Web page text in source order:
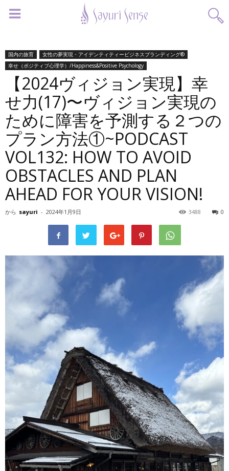
国内の旅育
女性の夢実現・アイデンティティービジネスブランディング®︎
幸せ（ポジティブ心理学）/Happiness&Positive Psychology
【2024ヴィジョン実現】幸
せ力(17)〜ヴィジョン実現の
ために障害を予測する２つの
プラン方法①~PODCAST
VOL132: HOW TO AVOID
OBSTACLES AND PLAN
AHEAD FOR YOUR VISION!
から sayuri - 2024年1月9日 0
3488